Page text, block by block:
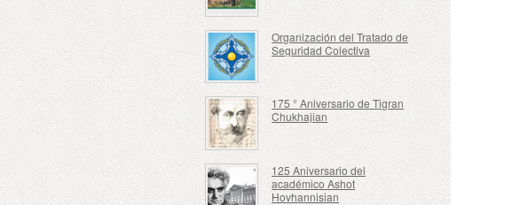
Organización del Tratado de
Seguridad Colectiva
175 ° Aniversario de Tigran
Chukhajian
125 Aniversario del
académico Ashot
Hovhannisian